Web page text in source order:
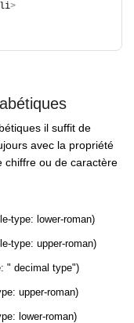
>
il suffit de
avec la propriété
chiffre ou de caractère
type: lower-roman)
type: upper-roman)
" decimal type")
upper-roman)
lower-roman)